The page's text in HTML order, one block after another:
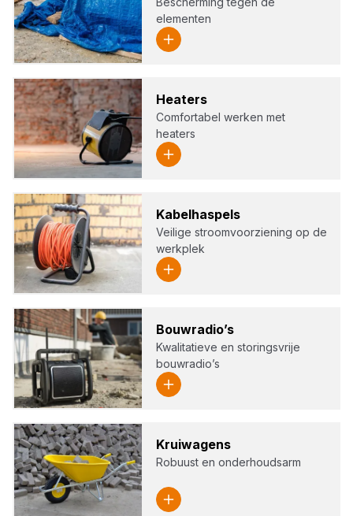
elementen
Hea­ters
Comfortabel werken met
heaters
Kabel­has­pels
Veilige stroomvoorziening op de
werkplek
Bouw­ra­dio’s
Kwalitatieve en storingsvrije
bouwradio’s
Krui­wa­gens
Robuust en onderhoudsarm